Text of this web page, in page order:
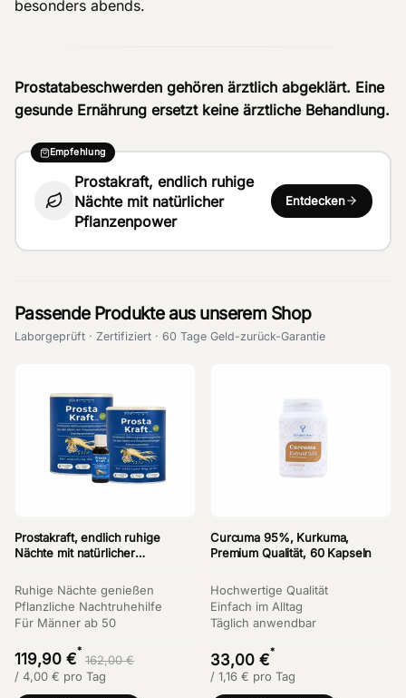
besonders abends.
Prostatabeschwerden gehören ärztlich abgeklärt. Eine
gesunde Ernährung ersetzt keine ärztliche Behandlung.
Empfehlung
Prostakraft, endlich ruhige
Nächte mit natürlicher
Pflanzenpower
Entdecken
Passende Produkte aus unserem Shop
Laborgeprüft · Zertifiziert · 60 Tage Geld-zurück-Garantie
Prostakraft, endlich ruhige
Nächte mit natürlicher
Ruhige Nächte genießen
Pflanzliche Nachtruhehilfe
Für Männer ab 50
119,90 €*
162,00 €
/ 4,00 € pro Tag
Curcuma 95%, Kurkuma,
Premium Qualität, 60 Kapseln
Hochwertige Qualität
Einfach im Alltag
Täglich anwendbar
33,00 €*
/ 1,16 € pro Tag